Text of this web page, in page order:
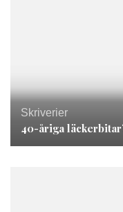
Skriverier
40-åriga